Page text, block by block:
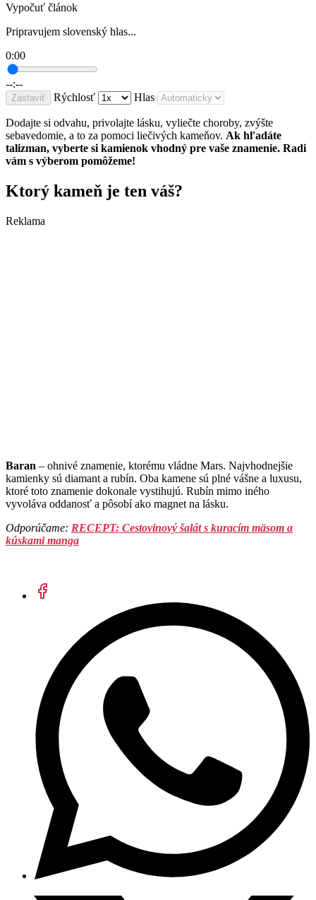
Vypočuť článok
Pripravujem slovenský hlas...
0:00
--:--
Zastaviť Rýchlosť Hlas
Dodajte si odvahu, privolajte lásku, vyliečte choroby, zvýšte
sebavedomie, a to za pomoci liečivých kameňov. Ak hľadáte
talizman, vyberte si kamienok vhodný pre vaše znamenie. Radi
vám s výberom pomôžeme!
Ktorý kameň je ten váš?
Reklama
Baran – ohnivé znamenie, ktorému vládne Mars. Najvhodnejšie
kamienky sú diamant a rubín. Oba kamene sú plné vášne a luxusu,
ktoré toto znamenie dokonale vystihujú. Rubín mimo iného
vyvoláva oddanosť a pôsobí ako magnet na lásku.
Odporúčame: RECEPT: Cestovinový šalát s kuracím mäsom a
kúskami manga